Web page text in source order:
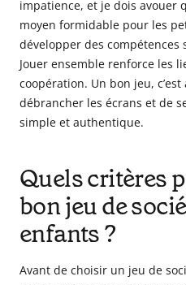
impatience, et je dois avouer
moyen formidable pour les
développer des compétences
Jouer ensemble renforce les
coopération. Un bon jeu,
débrancher les écrans et de
simple et authentique.
Quels critères
bon jeu de
enfants ?
Avant de choisir un jeu de